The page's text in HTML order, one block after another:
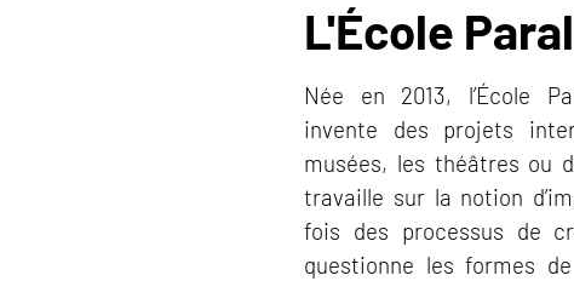
L'École
Née en 2013, l’École
invente des projets
musées, les théâtres ou
travaille sur la notion
fois des processus de
questionne les formes